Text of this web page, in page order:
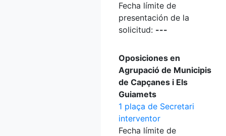
Fecha límite de
presentación de la
solicitud: ---
Oposiciones en
Agrupació de Municipis
de Capçanes i Els
Guiamets
1 plaça de Secretari
interventor
Fecha límite de